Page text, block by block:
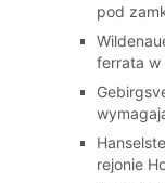
pod
ferrata w
rejonie